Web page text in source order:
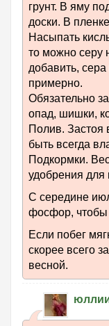
грунт. В яму
доски. В
Насыпать
то можно серу
добавить, сера
примерно.
Обязательно
опад, шишки,
Полив. Застоя
быть всегда
Подкормки.
удобрения для
С середине
фосфор, чтобы
Если побег
скорее всего
весной.